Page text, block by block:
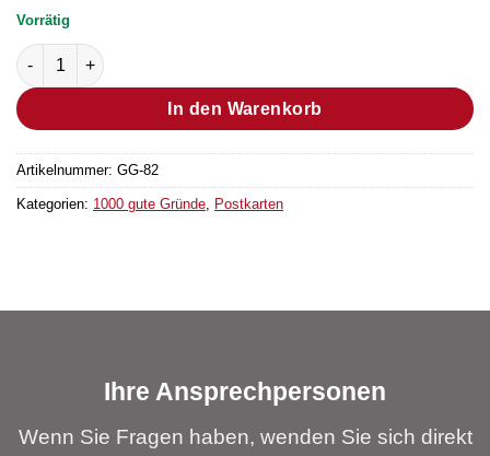
Vorrätig
Postkarte Grund Nr. 700 (25 Stück) Menge
In den Warenkorb
Artikelnummer: GG-82
Kategorien: 1000 gute Gründe Postkarten
Ihre Ansprechpersonen
Wenn Sie Fragen haben, wenden Sie sich direkt